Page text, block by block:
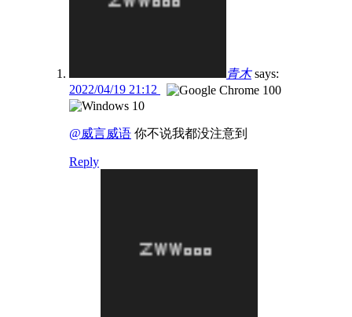
青木 says:
2022/04/19 21:12
@威言威语 你不说我都没注意到
Reply